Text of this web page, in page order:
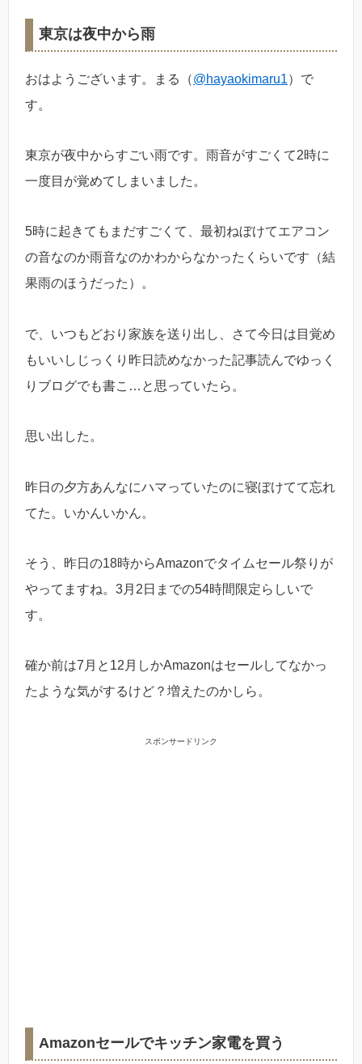
東京は夜中から雨
おはようございます。まる（@hayaokimaru1）で
す。
東京が夜中からすごい雨です。雨音がすごくて2時に
一度目が覚めてしまいました。
5時に起きてもまだすごくて、最初ねぼけてエアコン
の音なのか雨音なのかわからなかったくらいです（結
果雨のほうだった）。
で、いつもどおり家族を送り出し、さて今日は目覚め
もいいしじっくり昨日読めなかった記事読んでゆっく
りブログでも書こ…と思っていたら。
思い出した。
昨日の夕方あんなにハマっていたのに寝ぼけてて忘れ
てた。いかんいかん。
そう、昨日の18時からAmazonでタイムセール祭りが
やってますね。3月2日までの54時間限定らしいで
す。
確か前は7月と12月しかAmazonはセールしてなかっ
たような気がするけど？増えたのかしら。
スポンサードリンク
Amazonセールでキッチン家電を買う